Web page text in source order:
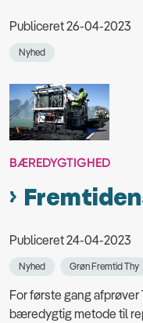
Publiceret 26-04-2023
Nyhed
BÆREDYGTIGHED
Publiceret 24-04-2023
Nyhed Grøn Fremtid Thy
For første gang
bæredygtig metode til